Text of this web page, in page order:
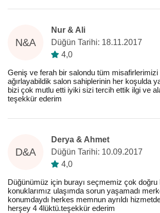
N&A
Nur & Ali
Düğün Tarihi: 18.11.2017
4,0
Geniş ve ferah bir salondu tüm misafirlerimizi
ağırlayabildik salon sahiplerinin her koşulda
bizi çok mutlu etti iyiki sizi tercih ettik ilgi ve
teşekkür ederim
D&A
Derya & Ahmet
Düğün Tarihi: 10.09.2017
4,0
Düğünümüz için burayı seçmemiz çok doğru
konuklarımız ulaşımda sorun yaşamadı
konumdaydı herkes memnun ayrıldı
herşey 4 4lüktü.teşekkür ederim